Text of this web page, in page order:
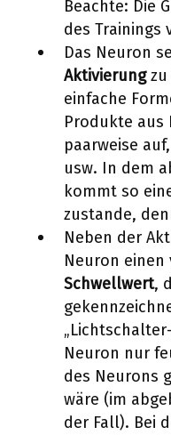
Beachte: Die
des Trainings
Das Neuron
Aktivierung
einfache
Produkte aus
paarweise auf,
usw. In dem
kommt so
zustande,
Neben der
Neuron
Schwellwert,
Neuron nur
des Neurons
wäre (im
der Fall). Bei